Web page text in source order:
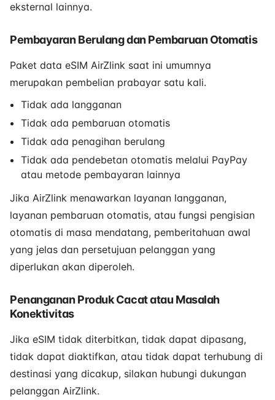
eksternal lainnya.
Pembayaran Berulang dan Pembaruan Otomatis
Paket data eSIM AirZlink saat ini umumnya
merupakan pembelian prabayar satu kali.
Tidak ada langganan
Tidak ada pembaruan otomatis
Tidak ada penagihan berulang
Tidak ada pendebetan otomatis melalui PayPay
atau metode pembayaran lainnya
Jika AirZlink menawarkan layanan langganan,
layanan pembaruan otomatis, atau fungsi pengisian
otomatis di masa mendatang, pemberitahuan awal
yang jelas dan persetujuan pelanggan yang
diperlukan akan diperoleh.
Penanganan Produk Cacat atau Masalah
Konektivitas
Jika eSIM tidak diterbitkan, tidak dapat dipasang,
tidak dapat diaktifkan, atau tidak dapat terhubung di
destinasi yang dicakup, silakan hubungi dukungan
pelanggan AirZlink.